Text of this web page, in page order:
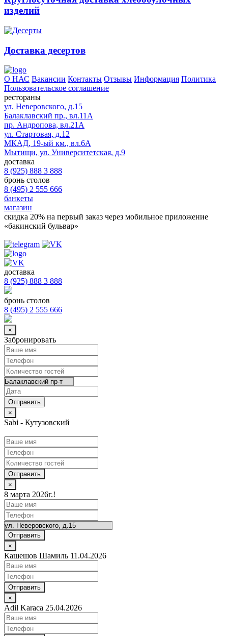
изделий
Доставка десертов
О НАС Вакансии Контакты Отзывы Информация Политика
Пользовательское соглашение
рестораны
ул. Неверовского, д.15
Балаклавский пр., вл.11А
пр. Андропова, вл.21А
ул. Стартовая, д.12
МКАД, 19-ый км., вл.6А
Мытищи, ул. Университетская, д.9
доставка
8 (925) 888 3 888
бронь столов
8 (495) 2 555 666
банкеты
магазин
скидка 20% на первый заказ через мобильное приложение
«бакинский бульвар»
доставка
8 (925) 888 3 888
бронь столов
8 (495) 2 555 666
×
Забронировать
×
Sabi - Кутузовский
Отправить
×
8 марта 2026г.!
Отправить
×
Кашешов Шамиль 11.04.2026
Отправить
×
Adil Karaca 25.04.2026